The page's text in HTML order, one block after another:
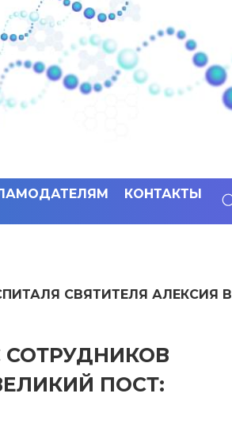
КОНТАКТЫ
СВЯТИТЕЛЯ АЛЕКСИЯ В
ПОСТ: